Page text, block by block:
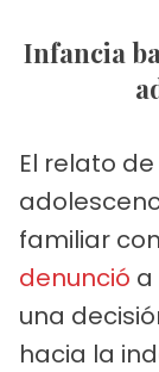
Infancia bajo presión y la sombra de las
El relato
familiar
denunció a
una
hacia la